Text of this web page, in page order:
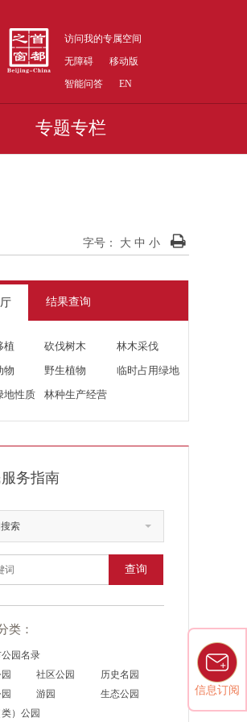
信息订阅
访问我的专属空间
无障碍
移动版
智能问答
EN
专题专栏
字号： 大 中 小
结果查询
植 砍伐树木
林木采伐
物
野生植物
临时占用绿地
地性质
林种生产经营
务指南
索
查询
类：
园名录
社区公园
历史名园
游园
生态公园
）公园